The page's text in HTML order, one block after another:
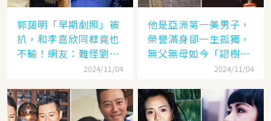
郭藹明「早期劇照」被
扒，和李嘉欣同框竟也
不輸！網友：難怪劉青
2024/11/04
他是亞洲第一美男子，
榮譽滿身卻一生孤獨，
無父無母如今「認樹為
祖父母」：太凄涼2024/11/04